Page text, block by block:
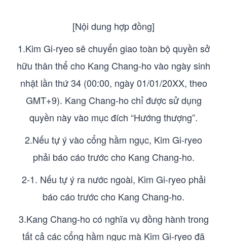
[Nội dung hợp đồng]
1.Kim Gi-ryeo sẽ chuyển giao toàn bộ quyền sở
hữu thân thể cho Kang Chang-ho vào ngày sinh
nhật lần thứ 34 (00:00, ngày 01/01/20XX, theo
GMT+9). Kang Chang-ho chỉ được sử dụng
quyền này vào mục đích “Hướng thượng”.
2.Nếu tự ý vào cổng hầm ngục, Kim Gi-ryeo
phải báo cáo trước cho Kang Chang-ho.
2-1. Nếu tự ý ra nước ngoài, Kim Gi-ryeo phải
báo cáo trước cho Kang Chang-ho.
3.Kang Chang-ho có nghĩa vụ đồng hành trong
tất cả các cổng hầm ngục mà Kim Gi-ryeo đã